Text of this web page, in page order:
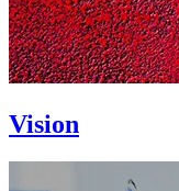
Vision